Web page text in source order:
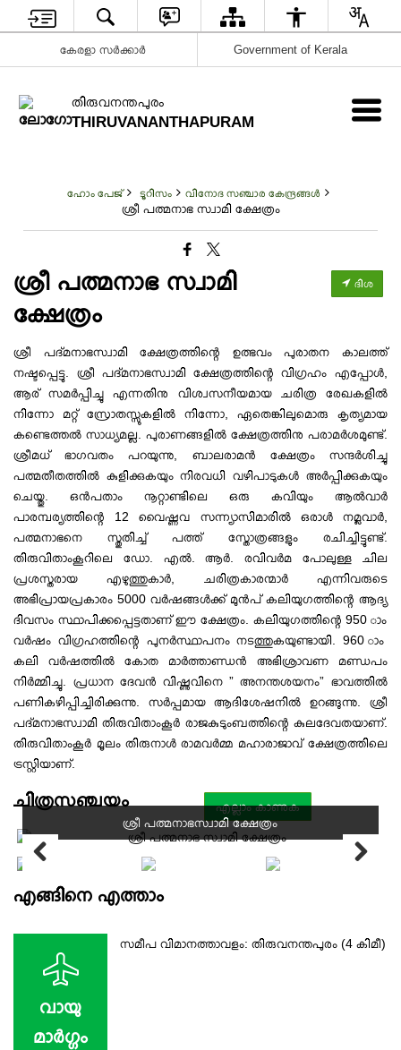
കേരളാ സർക്കാർ Government of Kerala
തിരുവനന്തപുരം
THIRUVANANTHAPURAM
ഹോം പേജ് ടൂറിസം വിനോദ സഞ്ചാര കേന്ദ്രങ്ങൾ
ശ്രീ പത്മനാഭ സ്വാമി ക്ഷേത്രം
ശ്രീ പത്മനാഭ സ്വാമി
ക്ഷേത്രം
ദിശ
ശ്രീ പദ്മനാഭസ്വാമി ക്ഷേത്രത്തിന്റെ ഉത്ഭവം പുരാതന കാലത്ത്
നഷ്ടപ്പെട്ടു. ശ്രീ പദ്മനാഭസ്വാമി ക്ഷേത്രത്തിന്റെ വിഗ്രഹം എപ്പോൾ,
ആര് സമർപ്പിച്ചു എന്നതിനു വിശ്വസനീയമായ ചരിത്ര രേഖകളിൽ
നിന്നോ മറ്റ് സ്രോതസ്സുകളിൽ നിന്നോ, ഏതെങ്കിലുമൊരു കൃത്യമായ
കണ്ടെത്തൽ സാധ്യമല്ല. പുരാണങ്ങളിൽ ക്ഷേത്രത്തിനു പരാമർശമുണ്ട്.
ശ്രീമധ് ഭാഗവതം പറയുന്നു, ബാലരാമൻ ക്ഷേത്രം സന്ദർശിച്ചു
പത്മതീതത്തിൽ കുളിക്കുകയും നിരവധി വഴിപാടുകൾ അർപ്പിക്കുകയും
ചെയ്തു. ഒൻപതാം നൂറ്റാണ്ടിലെ ഒരു കവിയും ആൽവാർ
പാരമ്പര്യത്തിന്റെ 12 വൈഷ്ണവ സന്ന്യാസിമാരിൽ ഒരാൾ നമ്ലവാർ,
പത്മനാഭനെ സ്തുതിച്ച് പത്ത് സ്തോത്രങ്ങളും രചിച്ചിട്ടുണ്ട്.
തിരുവിതാംകൂറിലെ ഡോ. എൽ. ആർ. രവിവർമ പോലുള്ള ചില
പ്രശസ്തരായ എഴുത്തുകാർ, ചരിത്രകാരന്മാർ എന്നിവരുടെ
അഭിപ്രായപ്രകാരം 5000 വർഷങ്ങൾക്ക് മുൻപ് കലിയുഗത്തിന്റെ ആദ്യ
ദിവസം സ്ഥാപിക്കപ്പെട്ടതാണ് ഈ ക്ഷേത്രം. കലിയുഗത്തിന്റെ 950 ാം
വർഷം വിഗ്രഹത്തിന്റെ പുനർസ്ഥാപനം നടത്തുകയുണ്ടായി. 960 ാം
കലി വർഷത്തിൽ കോത മാർത്താണ്ഡൻ അഭിശ്രാവണ മണ്ഡപം
നിർമ്മിച്ചു. പ്രധാന ദേവൻ വിഷ്ണുവിനെ ” അനന്തശയനം” ഭാവത്തിൽ
പണികഴിപ്പിച്ചിരിക്കുന്നു. സർപ്പമായ ആദിശേഷനിൽ ഉറങ്ങുന്നു. ശ്രീ
പദ്മനാഭസ്വാമി തിരുവിതാംകൂർ രാജകുടുംബത്തിന്റെ കുലദേവതയാണ്.
തിരുവിതാംകൂർ മൂലം തിരുനാൾ രാമവർമ്മ മഹാരാജാവ് ക്ഷേത്രത്തിലെ
ട്രസ്റ്റിയാണ്.
ചിത്രസഞ്ചയം
എല്ലാം കാണുക
ശ്രീ പത്മനാഭസ്വാമി ക്ഷേത്രം
എങ്ങിനെ എത്താം
വായു
മാര്‍ഗ്ഗം
സമീപ വിമാനത്താവളം: തിരുവനന്തപുരം (4 കിമീ)